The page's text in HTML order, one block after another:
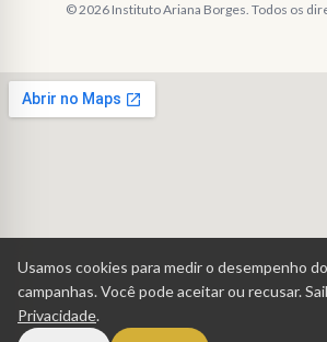
© 2026 Instituto Ariana Borges. Todos os
Usamos cookies para medir o desempenho
campanhas. Você pode aceitar ou recusar.
Privacidade.